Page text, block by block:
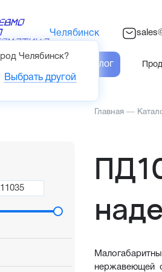
Челябинск
Челябинск?
Выбрать другой
Каталог
Главная —
нержавеющей